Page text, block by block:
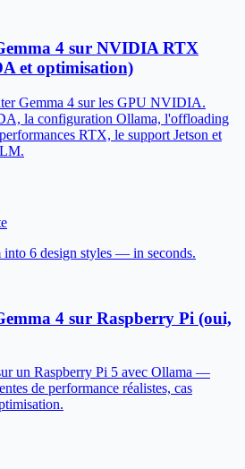
4 sur NVIDIA RTX
et optimisation)
Gemma 4 sur les GPU NVIDIA.
la configuration Ollama, l'offloading
RTX, le support Jetson et
6 design styles — in seconds.
4 sur Raspberry Pi (oui,
un Raspberry Pi 5 avec Ollama —
de performance réalistes, cas